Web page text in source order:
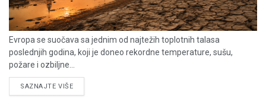
Evropa se suočava sa jednim od najtežih toplotnih talasa
poslednjih godina, koji je doneo rekordne temperature, sušu,
požare i ozbiljne...
SAZNAJTE VIŠEDETAILS